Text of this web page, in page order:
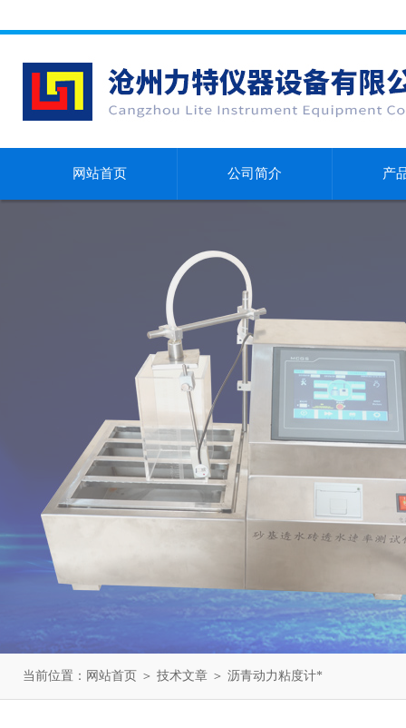
网站首页 公司简介 产
当前位置： 网站首页 ＞ 技术文章 ＞ 沥青动力粘度计*